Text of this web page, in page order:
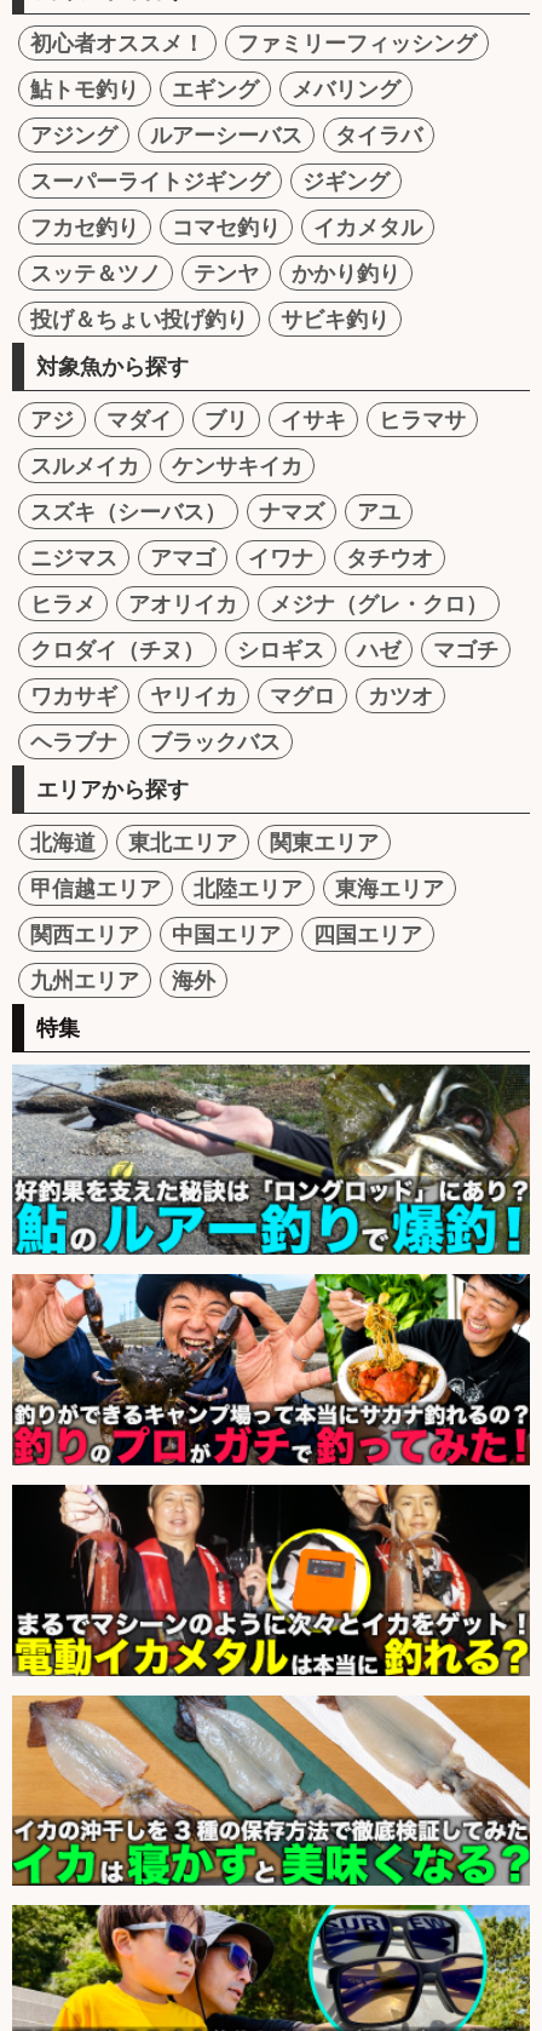
初心者オススメ！
ファミリーフィッシング
鮎トモ釣り
エギング
メバリング
アジング
ルアーシーバス
タイラバ
スーパーライトジギング
ジギング
フカセ釣り
コマセ釣り
イカメタル
スッテ＆ツノ
テンヤ
かかり釣り
投げ＆ちょい投げ釣り
サビキ釣り
対象魚から探す
アジ マダイ ブリ イサキ
ヒラマサ
スルメイカ
ケンサキイカ
スズキ（シーバス）
ナマズ
アユ
ニジマス
アマゴ イワナ
タチウオ
ヒラメ
アオリイカ
メジナ（グレ・クロ）
クロダイ（チヌ）
シロギス ハゼ
マゴチ
ワカサギ
ヤリイカ マグロ
カツオ
ヘラブナ
ブラックバス
エリアから探す
北海道 東北エリア
関東エリア
甲信越エリア
北陸エリア
東海エリア
関西エリア
中国エリア
四国エリア
九州エリア
海外
特集